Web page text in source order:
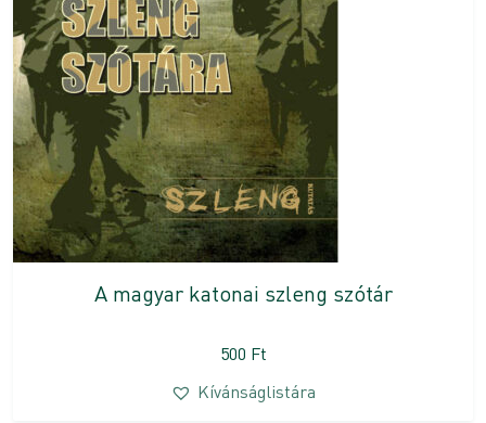
A magyar katonai szleng szótár
500 Ft
Kívánságlistára